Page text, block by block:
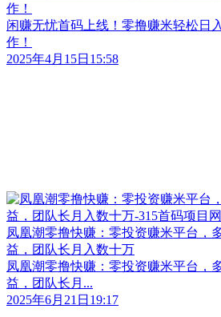
作！
闲赚无忧首码上线！零撸赚米轻松日
作！
2025年4月15日15:58
凤凰潮零撸快赚：零投资赚米平台，
益，团队长月入数十万
凤凰潮零撸快赚：零投资赚米平台，
益，团队长月...
2025年6月21日19:17